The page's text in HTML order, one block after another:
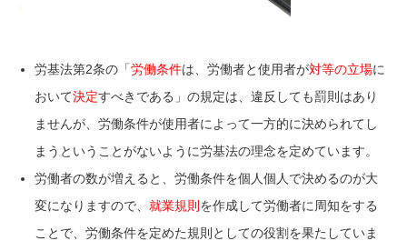
労基法第2条の「労働条件は、労働者と使用者が対等の立場に
おいて決定すべきである」の規定は、違反しても罰則はあり
ませんが、労働条件が使用者によって一方的に決められてし
まうということがないように労基法の理念を定めています。
労働者の数が増えると、労働条件を個人個人で決めるのが大
変になりますので、就業規則 を作成して労働者に周知をする
ことで、労働条件を定めた規則としての役割を果たしていま